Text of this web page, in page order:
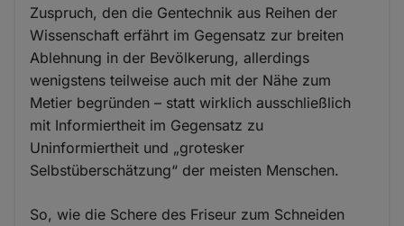
Zuspruch, den die Gentechnik aus Reihen der
Wissenschaft erfährt im Gegensatz zur breiten
Ablehnung in der Bevölkerung, allerdings
wenigstens teilweise auch mit der Nähe zum
Metier begründen – statt wirklich ausschließlich
mit Informiertheit im Gegensatz zu
Uninformiertheit und „grotesker
Selbstüberschätzung“ der meisten Menschen.
So, wie die Schere des Friseur zum Schneiden